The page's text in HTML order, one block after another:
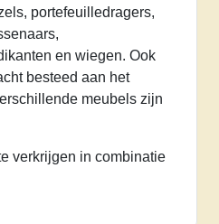
portefeuilledragers,
en wiegen. Ook
besteed aan het
meubels zijn
verkrijgen in combinatie